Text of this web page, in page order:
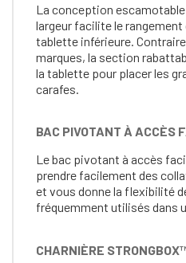
La conception
largeur facilite le
tablette inférieure.
marques, la section
la tablette pour placer les
carafes.
BAC PIVOTANT À ACCÈS
Le bac pivotant à accès
prendre facilement des
et vous donne la flexibilité
fréquemment utilisés dans
CHARNIÈRE